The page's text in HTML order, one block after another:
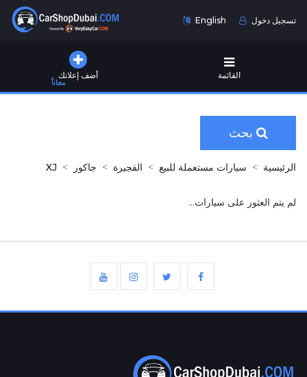
English تسجيل دخول
أضف إعلانك
مجاناً
القائمة
بحث
الرئيسية سيارات مستعملة للبيع الفجيرة جاكور XJ
لم يتم العثور على سيارات...